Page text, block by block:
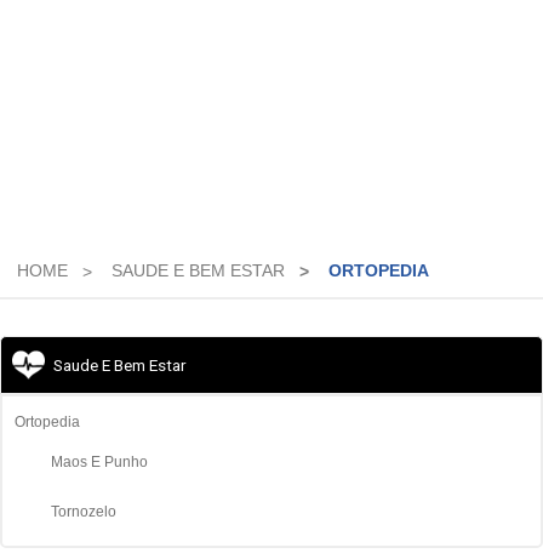
Saude
e
Socorros
HOME SAUDE E BEM ESTAR ORTOPEDIA
Saude E Bem Estar
Ortopedia
Maos E Punho
Tornozelo